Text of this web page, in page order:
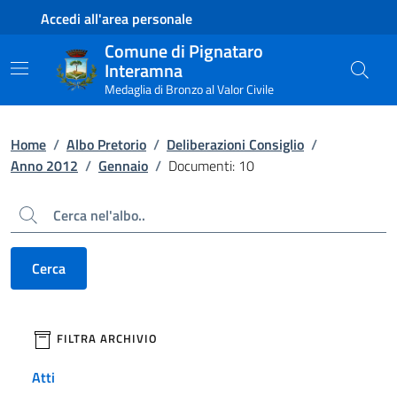
Contenuto principale
Piede di paginaAccedi all'area personale
Comune di Pignataro
Interamna
Medaglia di Bronzo al Valor Civile
Home / Albo Pretorio / Deliberazioni Consiglio /
Anno 2012 / Gennaio / Documenti: 10
Cerca
Cerca
filtri da applicare
FILTRA ARCHIVIO
Atti